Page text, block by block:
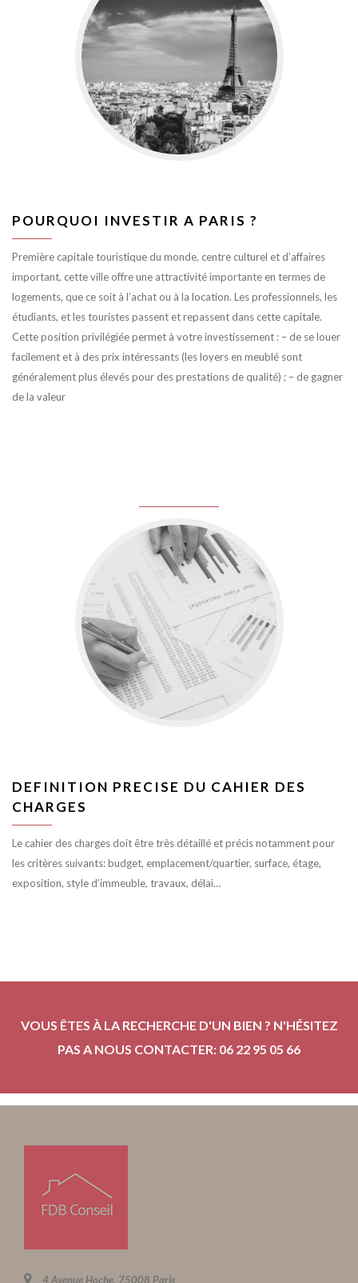
POURQUOI INVESTIR A PARIS ?
Première capitale touristique du monde, centre culturel et d’affaires
important, cette ville offre une attractivité importante en termes de
logements, que ce soit à l’achat ou à la location. Les professionnels, les
étudiants, et les touristes passent et repassent dans cette capitale.
Cette position privilégiée permet à votre investissement : – de se louer
facilement et à des prix intéressants (les loyers en meublé sont
généralement plus élevés pour des prestations de qualité) ; – de gagner
de la valeur
DEFINITION PRECISE DU CAHIER DES
CHARGES
Le cahier des charges doit être très détaillé et précis notamment pour
les critères suivants: budget, emplacement/quartier, surface, étage,
exposition, style d’immeuble, travaux, délai…
VOUS ÊTES À LA RECHERCHE D'UN BIEN ? N'HÉSITEZ
PAS A NOUS CONTACTER: 06 22 95 05 66
4 Avenue Hoche, 75008 Paris